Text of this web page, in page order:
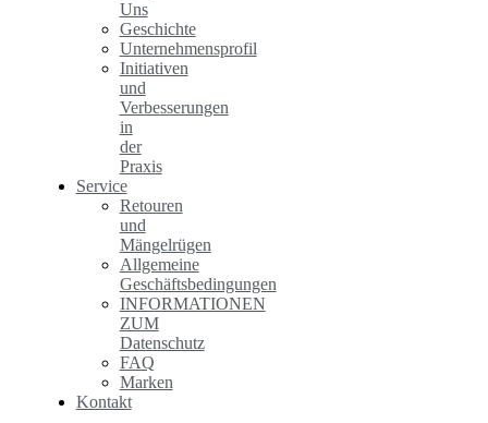
Uns
Geschichte
Unternehmensprofil
Initiativen
und
Verbesserungen
in
der
Praxis
Service
Retouren
und
Mängelrügen
Allgemeine
Geschäftsbedingungen
INFORMATIONEN
ZUM
Datenschutz
FAQ
Marken
Kontakt